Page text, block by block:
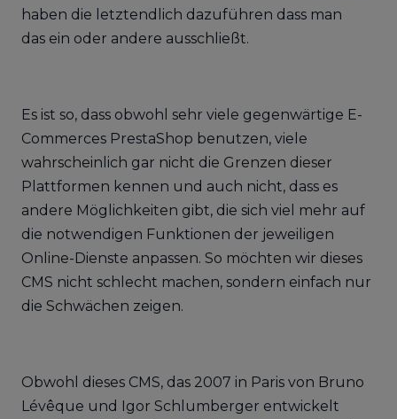
haben die letztendlich dazuführen dass man
das ein oder andere ausschließt.
Es ist so, dass obwohl sehr viele gegenwärtige E-
Commerces PrestaShop benutzen, viele
wahrscheinlich gar nicht die Grenzen dieser
Plattformen kennen und auch nicht, dass es
andere Möglichkeiten gibt, die sich viel mehr auf
die notwendigen Funktionen der jeweiligen
Online-Dienste anpassen. So möchten wir dieses
CMS nicht schlecht machen, sondern einfach nur
die Schwächen zeigen.
Obwohl dieses CMS, das 2007 in Paris von Bruno
Lévêque und Igor Schlumberger entwickelt